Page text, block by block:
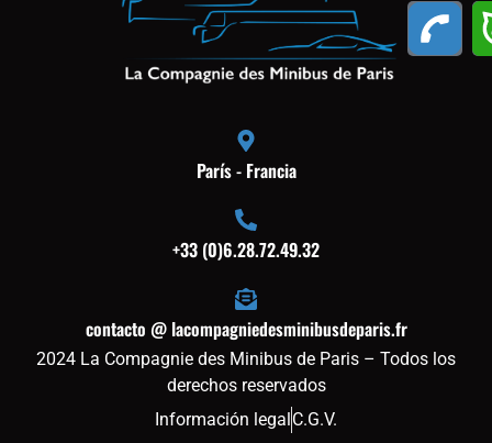
París - Francia
+33 (0)6.28.72.49.32
contacto @ lacompagniedesminibusdeparis.fr
2024 La Compagnie des Minibus de Paris – Todos los
derechos reservados
Información legal C.G.V.